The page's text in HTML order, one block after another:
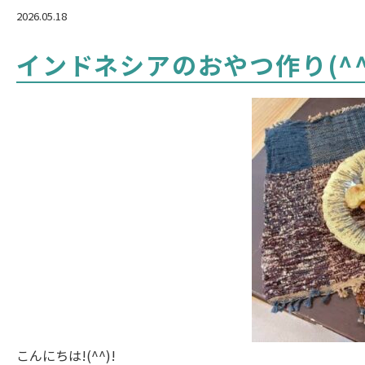
2026.05.18
インドネシアのおやつ作り
こんにちは!(^^)!